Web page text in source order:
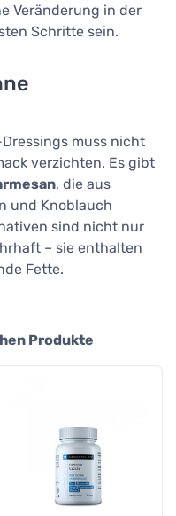
Veränderung in der
Schritte sein.
muss nicht
verzichten. Es gibt
, die aus
und Knoblauch
sind nicht nur
– sie enthalten
Fette.
Produkte